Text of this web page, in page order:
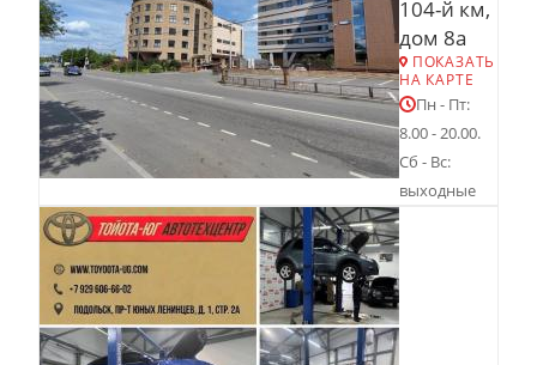
104-й км,
дом 8а
ПОКАЗАТЬ
НА КАРТЕ
Пн - Пт:
8.00 - 20.00.
Сб - Вс:
выходные